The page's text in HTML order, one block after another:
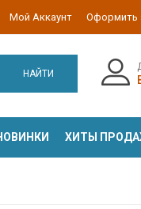
Мой Аккаунт Оформить
НАЙТИ
ХИТЫ